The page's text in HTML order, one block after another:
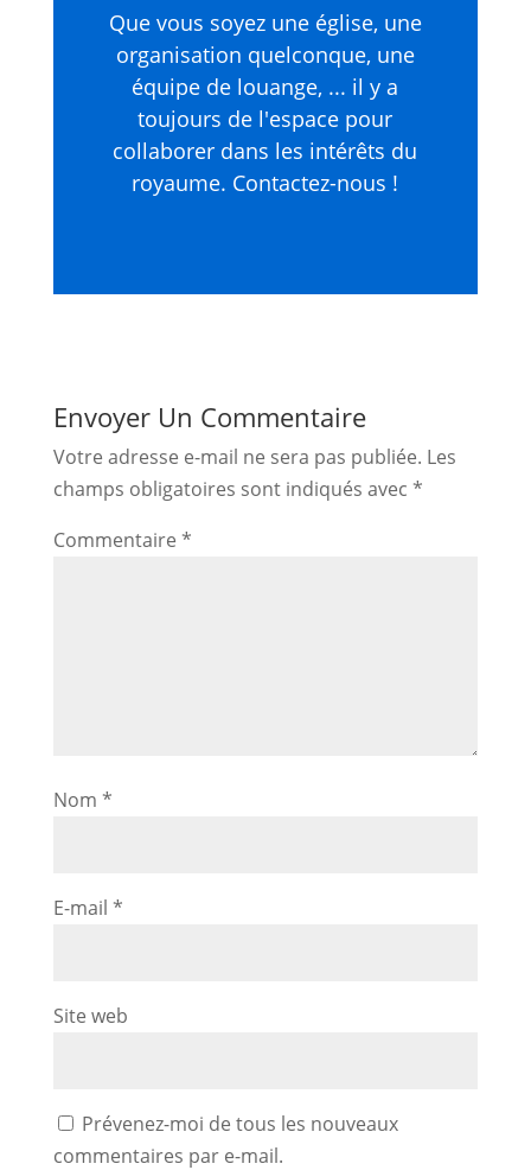
Que vous soyez une église, une
organisation quelconque, une
équipe de louange, ... il y a
toujours de l'espace pour
collaborer dans les intérêts du
royaume. Contactez-nous !
Envoyer Un Commentaire
Votre adresse e-mail ne sera pas publiée. Les
champs obligatoires sont indiqués avec *
Commentaire *
Nom *
E-mail *
Site web
Prévenez-moi de tous les nouveaux
commentaires par e-mail.